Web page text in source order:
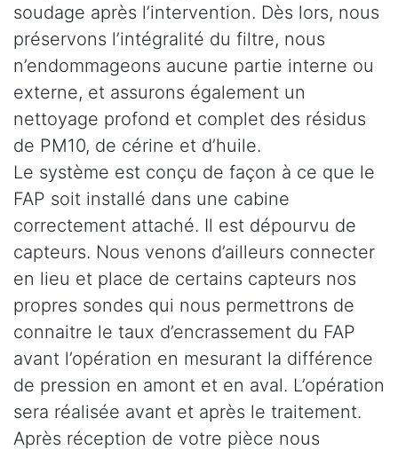
soudage après l’intervention. Dès lors, nous
préservons l’intégralité du filtre, nous
n’endommageons aucune partie interne ou
externe, et assurons également un
nettoyage profond et complet des résidus
de PM10, de cérine et d’huile.
Le système est conçu de façon à ce que le
FAP soit installé dans une cabine
correctement attaché. Il est dépourvu de
capteurs. Nous venons d’ailleurs connecter
en lieu et place de certains capteurs nos
propres sondes qui nous permettrons de
connaitre le taux d’encrassement du FAP
avant l’opération en mesurant la différence
de pression en amont et en aval. L’opération
sera réalisée avant et après le traitement.
Après réception de votre pièce nous